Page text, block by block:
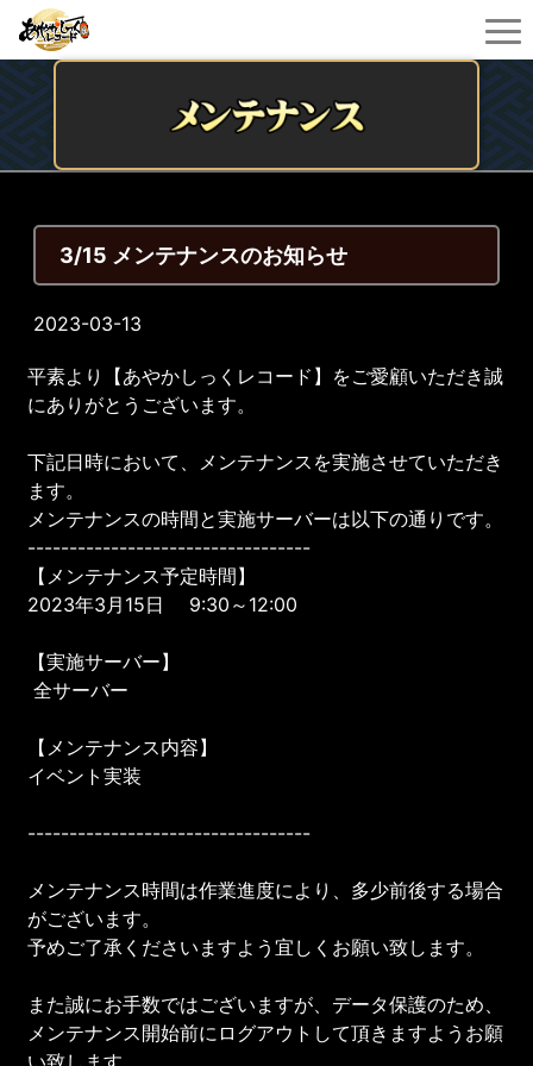
3/15 メンテナンスのお知らせ
2023-03-13
平素より【あやかしっくレコード】をご愛顧いただき誠
にありがとうございます。
下記日時において、メンテナンスを実施させていただき
ます。
メンテナンスの時間と実施サーバーは以下の通りです。
----------------------------------
【メンテナンス予定時間】
2023年3月15日 9:30～12:00
【実施サーバー】
全サーバー
【メンテナンス内容】
イベント実装
----------------------------------
メンテナンス時間は作業進度により、多少前後する場合
がございます。
予めご了承くださいますよう宜しくお願い致します。
また誠にお手数ではございますが、データ保護のため、
メンテナンス開始前にログアウトして頂きますようお願
い致します。